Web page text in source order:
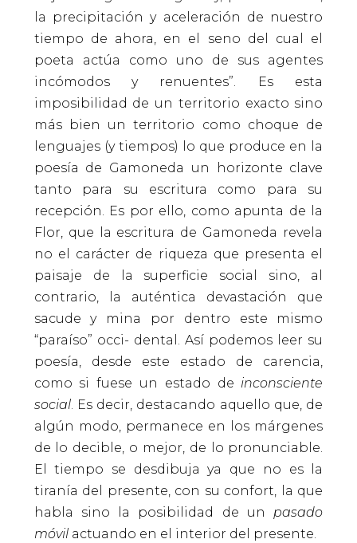
la precipitación y aceleración de nuestro
tiempo de ahora, en el seno del cual el
poeta actúa como uno de sus agentes
incómodos y renuentes”. Es esta
imposibilidad de un territorio exacto sino
más bien un territorio como choque de
lenguajes (y tiempos) lo que produce en la
poesía de Gamoneda un horizonte clave
tanto para su escritura como para su
recepción. Es por ello, como apunta de la
Flor, que la escritura de Gamoneda revela
no el carácter de riqueza que presenta el
paisaje de la superficie social sino, al
contrario, la auténtica devastación que
sacude y mina por dentro este mismo
“paraíso” occi- dental. Así podemos leer su
poesía, desde este estado de carencia,
como si fuese un estado de inconsciente
social. Es decir, destacando aquello que, de
algún modo, permanece en los márgenes
de lo decible, o mejor, de lo pronunciable.
El tiempo se desdibuja ya que no es la
tiranía del presente, con su confort, la que
habla sino la posibilidad de unpasado
móvilactuando en el interior del presente.